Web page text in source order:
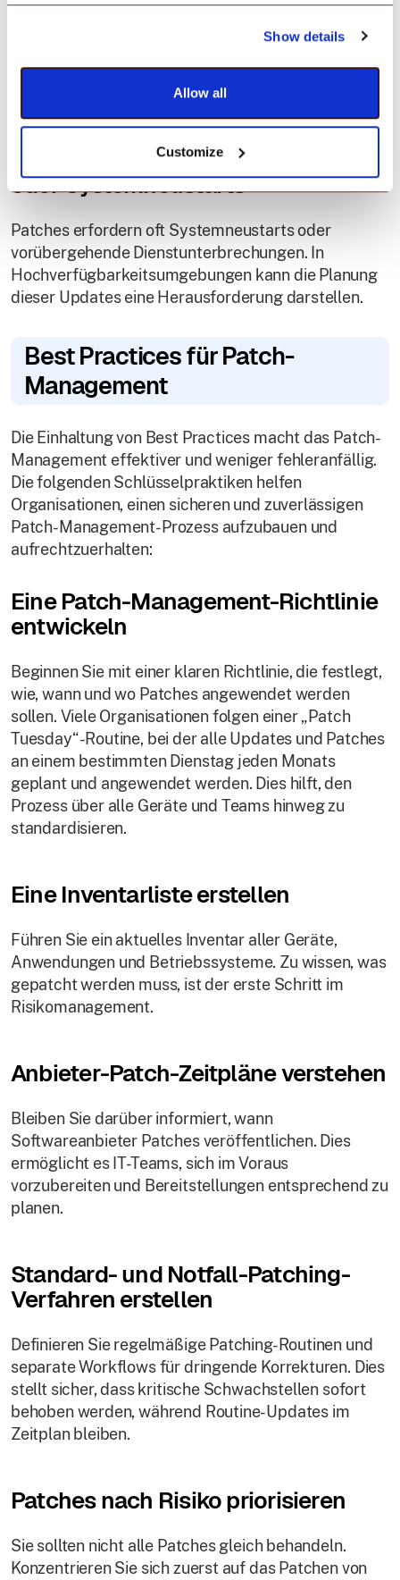
Show details
Allow all
Customize
verzögert oder übersehen werden, was das Risiko
Widerstand gegen Ausfallzeiten
oder Systemneustarts
Patches erfordern oft Systemneustarts oder
vorübergehende Dienstunterbrechungen. In
Hochverfügbarkeitsumgebungen kann die Planung
dieser Updates eine Herausforderung darstellen.
Best Practices für Patch-
Management
Die Einhaltung von Best Practices macht das Patch-
Management effektiver und weniger fehleranfällig.
Die folgenden Schlüsselpraktiken helfen
Organisationen, einen sicheren und zuverlässigen
Patch-Management-Prozess aufzubauen und
aufrechtzuerhalten:
Eine Patch-Management-Richtlinie
entwickeln
Beginnen Sie mit einer klaren Richtlinie, die festlegt,
wie, wann und wo Patches angewendet werden
sollen. Viele Organisationen folgen einer „Patch
Tuesday“-Routine, bei der alle Updates und Patches
an einem bestimmten Dienstag jeden Monats
geplant und angewendet werden. Dies hilft, den
Prozess über alle Geräte und Teams hinweg zu
standardisieren.
Eine Inventarliste erstellen
Führen Sie ein aktuelles Inventar aller Geräte,
Anwendungen und Betriebssysteme. Zu wissen, was
gepatcht werden muss, ist der erste Schritt im
Risikomanagement.
Anbieter-Patch-Zeitpläne verstehen
Bleiben Sie darüber informiert, wann
Softwareanbieter Patches veröffentlichen. Dies
ermöglicht es IT-Teams, sich im Voraus
vorzubereiten und Bereitstellungen entsprechend zu
planen.
Standard- und Notfall-Patching-
Verfahren erstellen
Definieren Sie regelmäßige Patching-Routinen und
separate Workflows für dringende Korrekturen. Dies
stellt sicher, dass kritische Schwachstellen sofort
behoben werden, während Routine-Updates im
Zeitplan bleiben.
Patches nach Risiko priorisieren
Sie sollten nicht alle Patches gleich behandeln.
Konzentrieren Sie sich zuerst auf das Patchen von